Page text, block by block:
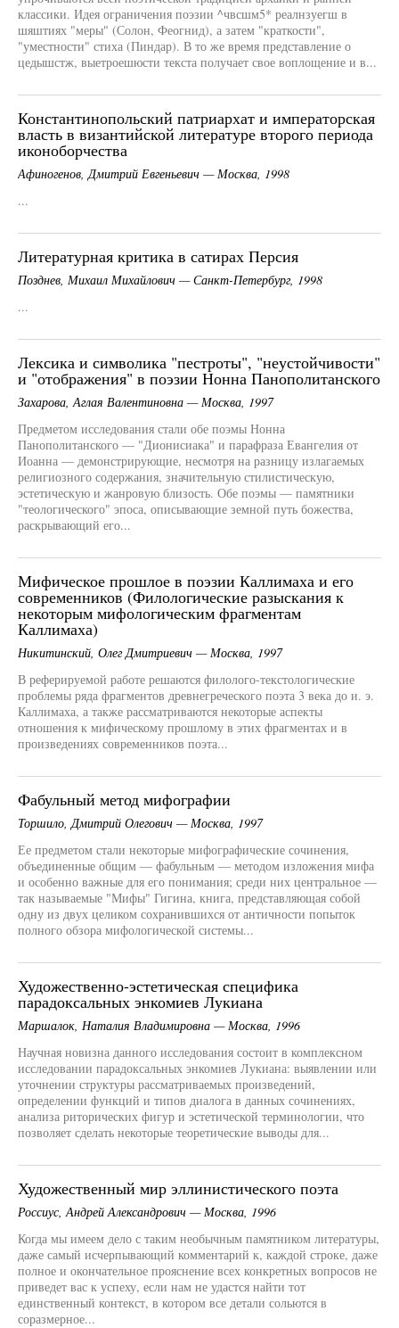
классики. Идея ограничения поэзии ^чвсшм5* реалнзуегш в
шяштиях "меры" (Солон, Феогнид), а затем "краткости",
"уместности" стиха (Пиндар). В то же время представление о
цедышстж, выетроешюсти текста получает свое воплощение и в...
Константинопольский патриархат и императорская
власть в византийской литературе второго периода
иконоборчества
Афиногенов, Дмитрий Евгеньевич — Москва, 1998
...
Литературная критика в сатирах Персия
Позднев, Михаил Михайлович — Санкт-Петербург, 1998
...
Лексика и символика "пестроты", "неустойчивости"
и "отображения" в поэзии Нонна Панополитанского
Захарова, Аглая Валентиновна — Москва, 1997
Предметом исследования стали обе поэмы Нонна
Панополитанского — "Дионисиака" и парафраза Евангелия от
Иоанна — демонстрирующие, несмотря на разницу излагаемых
религиозного содержания, значительную стилистическую,
эстетическую и жанровую близость. Обе поэмы — памятники
"теологического" эпоса, описывающие земной путь божества,
раскрывающий его...
Мифическое прошлое в поэзии Каллимаха и его
современников (Филологические разыскания к
некоторым мифологическим фрагментам
Каллимаха)
Никитинский, Олег Дмитриевич — Москва, 1997
В реферируемой работе решаются филолого-текстологические
проблемы ряда фрагментов древнегреческого поэта 3 века до и. э.
Каллимаха, а также рассматриваются некоторые аспекты
отношения к мифическому прошлому в этих фрагментах и в
произведениях современников поэта...
Фабульный метод мифографии
Торшило, Дмитрий Олегович — Москва, 1997
Ее предметом стали некоторые мифографические сочинения,
объединенные общим — фабульным — методом изложения мифа
и особенно важные для его понимания; среди них центральное —
так называемые "Мифы" Гигина, книга, представляющая собой
одну из двух целиком сохранившихся от античности попыток
полного обзора мифологической системы...
Художественно-эстетическая специфика
парадоксальных энкомиев Лукиана
Маршалок, Наталия Владимировна — Москва, 1996
Научная новизна данного исследования состоит в комплексном
исследовании парадоксальных энкомиев Лукиана: выявлении или
уточнении структуры рассматриваемых произведений,
определении функций и типов диалога в данных сочинениях,
анализа риторических фигур и эстетической терминологии, что
позволяет сделать некоторые теоретические выводы для...
Художественный мир эллинистического поэта
Россиус, Андрей Александрович — Москва, 1996
Когда мы имеем дело с таким необычным памятником литературы,
даже самый исчерпывающий комментарий к, каждой строке, даже
полное и окончательное прояснение всех конкретных вопросов не
приведет вас к успеху, если нам не удастся найти тот
единственный контекст, в котором все детали сольются в
соразмерное...